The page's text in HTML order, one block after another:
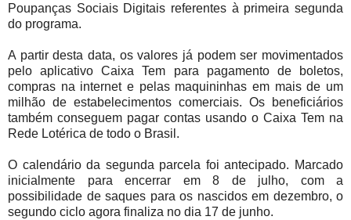
Poupanças Sociais Digitais referentes à primeira segunda
do programa.
A partir desta data, os valores já podem ser movimentados
pelo aplicativo Caixa Tem para pagamento de boletos,
compras na internet e pelas maquininhas em mais de um
milhão de estabelecimentos comerciais. Os beneficiários
também conseguem pagar contas usando o Caixa Tem na
Rede Lotérica de todo o Brasil.
O calendário da segunda parcela foi antecipado. Marcado
inicialmente para encerrar em 8 de julho, com a
possibilidade de saques para os nascidos em dezembro, o
segundo ciclo agora finaliza no dia 17 de junho.